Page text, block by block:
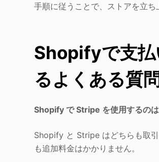
手順に従うことで、ストアを立ち
Shopifyで支
るよくある質問
Shopify で Stripe を使用するの
Shopify と Stripe はどちらも取
も追加料金はかかりません。